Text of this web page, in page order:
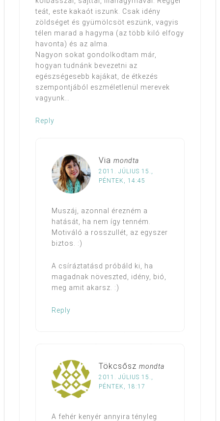
teát, este kakaót iszunk. Csak idény
zöldséget és gyümölcsöt eszünk, vagyis
télen marad a hagyma (az több kiló elfogy
havonta) és az alma.
Nagyon sokat gondolkodtam már,
hogyan tudnánk bevezetni az
egészségesebb kajákat, de étkezés
szempontjából eszméletlenül merevek
vagyunk…
Reply
Via mondta
2011. JÚLIUS 15.,
PÉNTEK, 14:45
Muszáj, azonnal érezném a
hatását, ha nem így tenném.
Motiváló a rosszullét, az egyszer
biztos. :)
A csíráztatásd próbáld ki, ha
magadnak növeszted, idény, bió,
meg amit akarsz. :)
Reply
Tökcsősz mondta
2011. JÚLIUS 15.,
PÉNTEK, 18:17
A fehér kenyér annyira tényleg